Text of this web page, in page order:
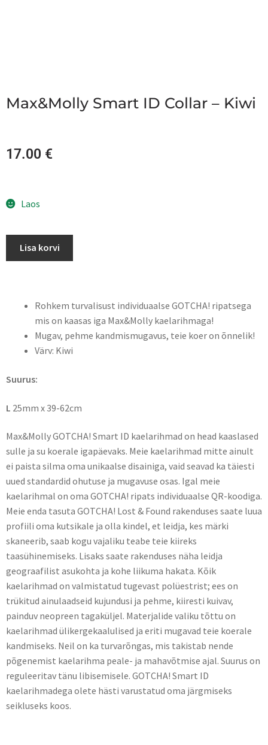
Max&Molly Smart ID Collar – Kiwi
17.00 €
Laos
Lisa korvi
Rohkem turvalisust individuaalse GOTCHA! ripatsega
mis on kaasas iga Max&Molly kaelarihmaga!
Mugav, pehme kandmismugavus, teie koer on õnnelik!
Värv: Kiwi
Suurus:
L 25mm x 39-62cm
Max&Molly GOTCHA! Smart ID kaelarihmad on head kaaslased
sulle ja su koerale igapäevaks. Meie kaelarihmad mitte ainult
ei paista silma oma unikaalse disainiga, vaid seavad ka täiesti
uued standardid ohutuse ja mugavuse osas. Igal meie
kaelarihmal on oma GOTCHA! ripats individuaalse QR-koodiga.
Meie enda tasuta GOTCHA! Lost & Found rakenduses saate luua
profiili oma kutsikale ja olla kindel, et leidja, kes märki
skaneerib, saab kogu vajaliku teabe teie kiireks
taasühinemiseks. Lisaks saate rakenduses näha leidja
geograafilist asukohta ja kohe liikuma hakata. Kõik
kaelarihmad on valmistatud tugevast polüestrist; ees on
trükitud ainulaadseid kujundusi ja pehme, kiiresti kuivav,
painduv neopreen tagaküljel. Materjalide valiku tõttu on
kaelarihmad ülikergekaalulised ja eriti mugavad teie koerale
kandmiseks. Neil on ka turvarõngas, mis takistab nende
põgenemist kaelarihma peale- ja mahavõtmise ajal. Suurus on
reguleeritav tänu libisemisele. GOTCHA! Smart ID
kaelarihmadega olete hästi varustatud oma järgmiseks
seikluseks koos.